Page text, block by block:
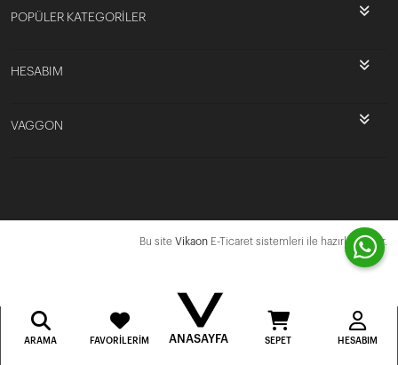
POPÜLER KATEGORİLER
HESABIM
VAGGON
Bu site Vikaon E-Ticaret sistemleri ile hazırlanmıştır.
ARAMA FAVORILERIM ANASAYFA SEPET HESABIM